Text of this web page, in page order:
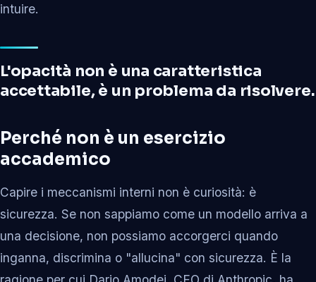
intuire.
L'opacità non è una caratteristica
accettabile, è un problema da risolvere.
Perché non è un esercizio
accademico
Capire i meccanismi interni non è curiosità: è
sicurezza. Se non sappiamo come un modello arriva a
una decisione, non possiamo accorgerci quando
inganna, discrimina o "allucina" con sicurezza. È la